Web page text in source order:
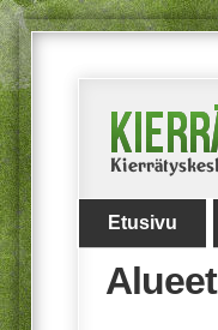
Etusivu
Alueet